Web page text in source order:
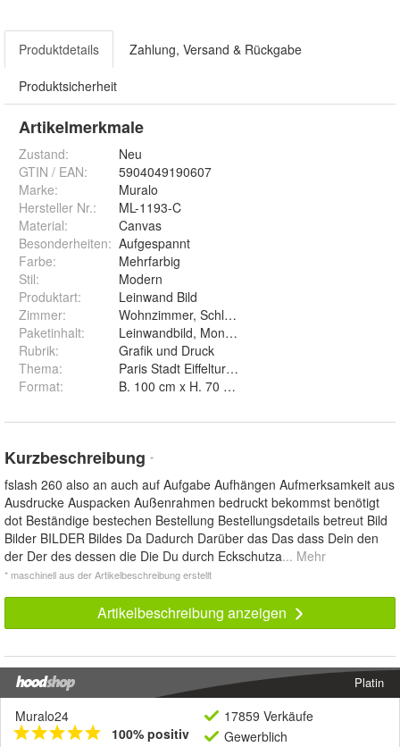
Produktdetails Zahlung, Versand & Rückgabe
Produktsicherheit
Artikelmerkmale
Zustand:
Neu
GTIN / EAN:
5904049190607
Marke:
Muralo
Hersteller Nr.:
ML-1193-C
Material:
Canvas
Besonderheiten: Aufgespannt
Farbe:
Mehrfarbig
Stil:
Modern
Produktart:
Leinwand Bild
Zimmer:
Wohnzimmer, Schlafzimmer, Arbeitszimmer
Paketinhalt:
Leinwandbild, Montageelement
Rubrik:
Grafik und Druck
Thema:
Paris Stadt Eiffelturm Bruecke Fluss
Format: B. 100 cm x H. 70 cm, B. 120 cm x H. 80 cm, B.
Kurzbeschreibung *
fslash 260 also an auch auf Aufgabe Aufhängen Aufmerksamkeit aus
Ausdrucke Auspacken Außenrahmen bedruckt bekommst benötigt
dot Beständige bestechen Bestellung Bestellungsdetails betreut Bild
Bilder BILDER Bildes Da Dadurch Darüber das Das dass Dein den
der Der des dessen die Die Du durch Eckschutza... Mehr
* maschinell aus der Artikelbeschreibung erstellt
Artikelbeschreibung anzeigen
Platin
Muralo24
100% positiv
17859 Verkäufe
Gewerblich